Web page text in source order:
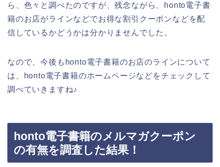
ら、色々と調べたのですが、残念ながら、honto電子書
籍のお店がラインなどでお得な割引クーポンなどを配
信しているかどうかは分かりませんでした。
なので、今後もhonto電子書籍のお店のラインについて
は、honto電子書籍のホームページなどをチェックして
調べていきますね♪
honto電子書籍のメルマガクーポン
の有無を調査した結果！